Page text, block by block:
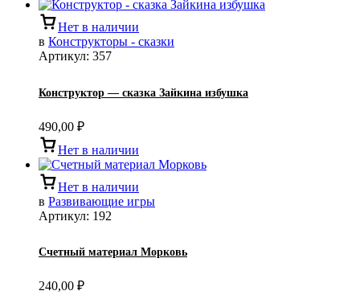
Нет в наличии
в Конструкторы - сказки
Артикул: 357
Конструктор — сказка Зайкина избушка
490,00 ₽
Нет в наличии
Нет в наличии
в Развивающие игры
Артикул: 192
Счетный материал Морковь
240,00 ₽